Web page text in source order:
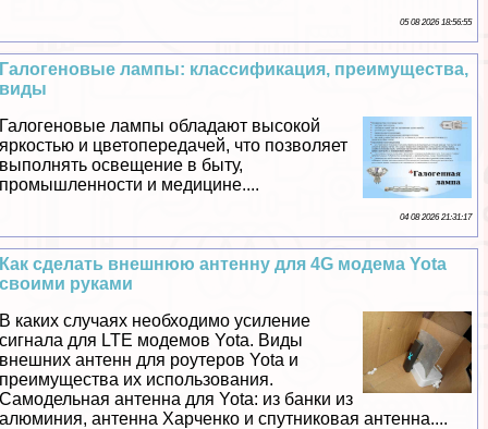
05 08 2026 18:56:55
Галогеновые лампы: классификация, преимущества,
виды
Галогеновые лампы обладают высокой
яркостью и цветопередачей, что позволяет
выполнять освещение в быту,
промышленности и медицине....
04 08 2026 21:31:17
Как сделать внешнюю антенну для 4G модема Yota
своими руками
В каких случаях необходимо усиление
сигнала для LTE модемов Yota. Виды
внешних антенн для роутеров Yota и
преимущества их использования.
Самодельная антенна для Yota: из банки из
алюминия, антенна Харченко и спутниковая антенна....